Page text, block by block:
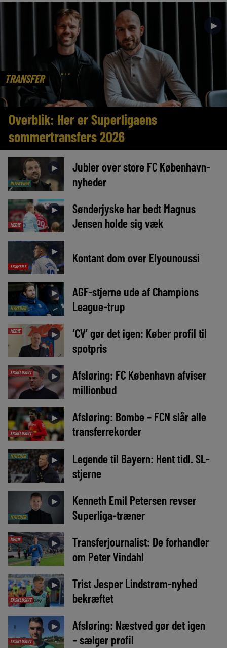
TRANSFER
►
Overblik: Her er Superligaens
sommertransfers 2026
INTERVIEW
►
Jubler over store FC København-
nyheder
MEDIE
►
Sønderjyske har bedt Magnus
Jensen holde sig væk
EKSPERT
► Kontant dom over Elyounoussi
NYHEDER
►
AGF-stjerne ude af Champions
League-trup
MEDIE ►
‘CV’ gør det igen: Køber profil til
spotpris
EKSKLUSIVT ►
Afsløring: FC København afviser
millionbud
EKSKLUSIVT
►
Afsløring: Bombe – FCN slår alle
transferrekorder
NYHEDER ►
Legende til Bayern: Hent tidl. SL-
stjerne
NYHEDER
►
Kenneth Emil Petersen revser
Superliga-træner
MEDIE ►
Transferjournalist: De forhandler
om Peter Vindahl
EKSKLUSIVT
►
Trist Jesper Lindstrøm-nyhed
bekræftet
EKSKLUSIVT
►
Afsløring: Næstved gør det igen
– sælger profil